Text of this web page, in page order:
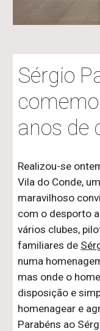
Sérgio
anos de
Realizou-se
Vila do Conde,
maravilhoso
com o desporto
vários clubes,
familiares de
numa
mas onde o
disposição e
homenagear e
Parabéns ao